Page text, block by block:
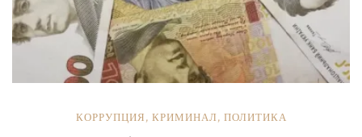
КОРРУПЦИЯ, КРИМИНАЛ, ПОЛИТИКА